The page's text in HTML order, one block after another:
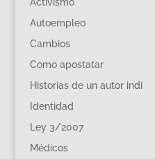
Autoempleo
Cambios
Como apostatar
Historias de un autor indi
Identidad
Ley 3/2007
Médicos